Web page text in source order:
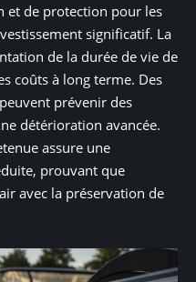
et de protection pour les
significatif. La
de la durée de vie de
coûts à long terme. Des
prévenir des
détérioration avancée.
assure une
prouvant que
avec la préservation de